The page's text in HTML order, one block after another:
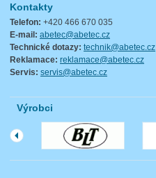
Kontakty
Telefon: +420 466 670 035
E-mail: abetec@abetec.cz
Technické dotazy: technik@abetec.cz
Reklamace: reklamace@abetec.cz
Servis: servis@abetec.cz
Výrobci